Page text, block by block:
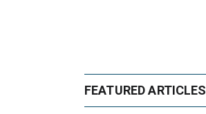
FEATURED ARTICLES